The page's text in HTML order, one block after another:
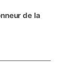
de la